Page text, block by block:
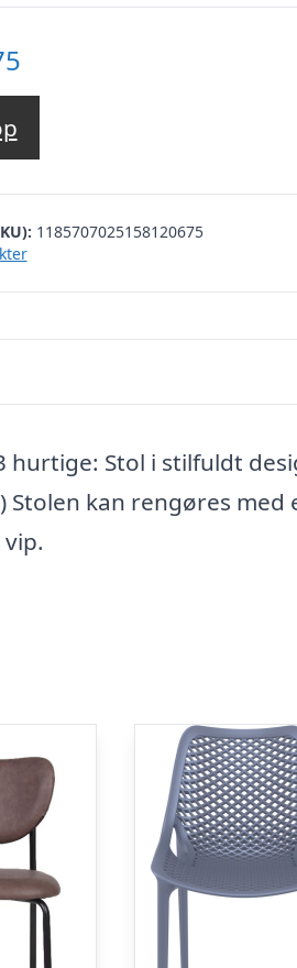
1185707025158120675
hurtige: Stol i stilfuldt
kan rengøres med